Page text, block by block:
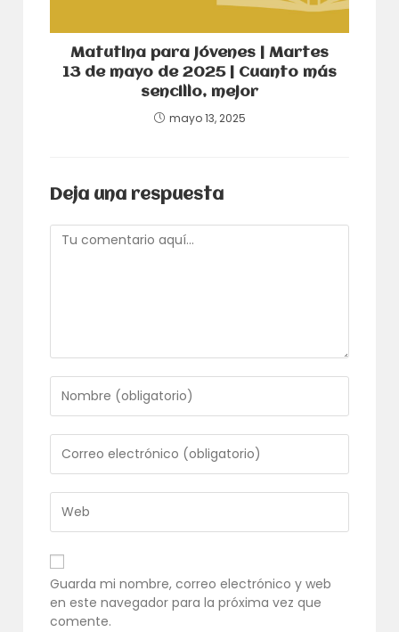
Matutina para Jóvenes | Martes
13 de mayo de 2025 | Cuanto más
sencillo, mejor
mayo 13, 2025
Deja una respuesta
Comentario
tu
nombre
o
nombre
de
usuario
para
comentar
tu
dirección
de
correo
electrónico
para
comentar
URL
de
tu
web
(opcional)
Guarda mi nombre, correo electrónico y web
en este navegador para la próxima vez que
comente.